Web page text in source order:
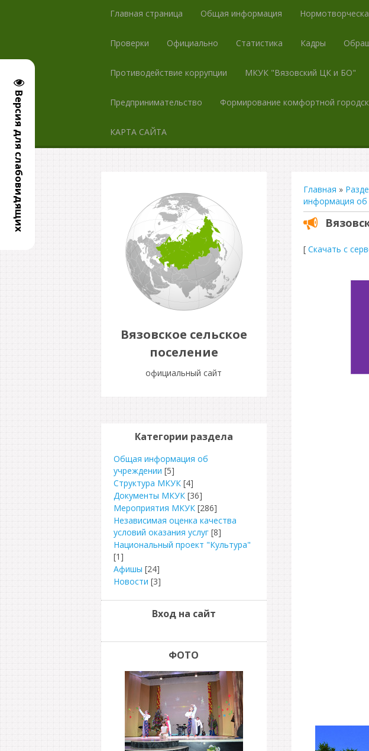
Версия для слабовидящих
Главная страница Общая информация
Проверки Официально Статистика Кадры
Противодействие коррупции МКУК "Вязовский ЦК и БО"
Предпринимательство Формирование комфортной
КАРТА САЙТА
Вязовское сельское
поселение
официальный сайт
Главная »
информация об
[ Скачать с
Категории раздела
Общая информация об
учреждении [5]
Структура МКУК [4]
Документы МКУК [36]
Мероприятия МКУК [286]
Независимая оценка качества
условий оказания услуг [8]
Национальный проект "Культура"
[1]
Афишы [24]
Новости [3]
Вход на сайт
ФОТО